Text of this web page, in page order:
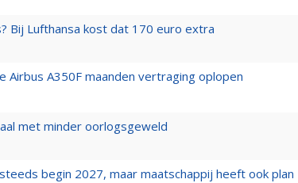
Bij Lufthansa kost dat 170 euro extra
Airbus A350F maanden vertraging oplopen
met minder oorlogsgeweld
begin 2027, maar maatschappij heeft ook plan